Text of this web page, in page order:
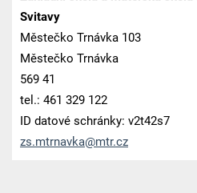
Svitavy
Městečko Trnávka 103
Městečko Trnávka
569 41
tel.: 461 329 122
ID datové schránky: v2t42s7
zs.mtrnavka@mtr.cz